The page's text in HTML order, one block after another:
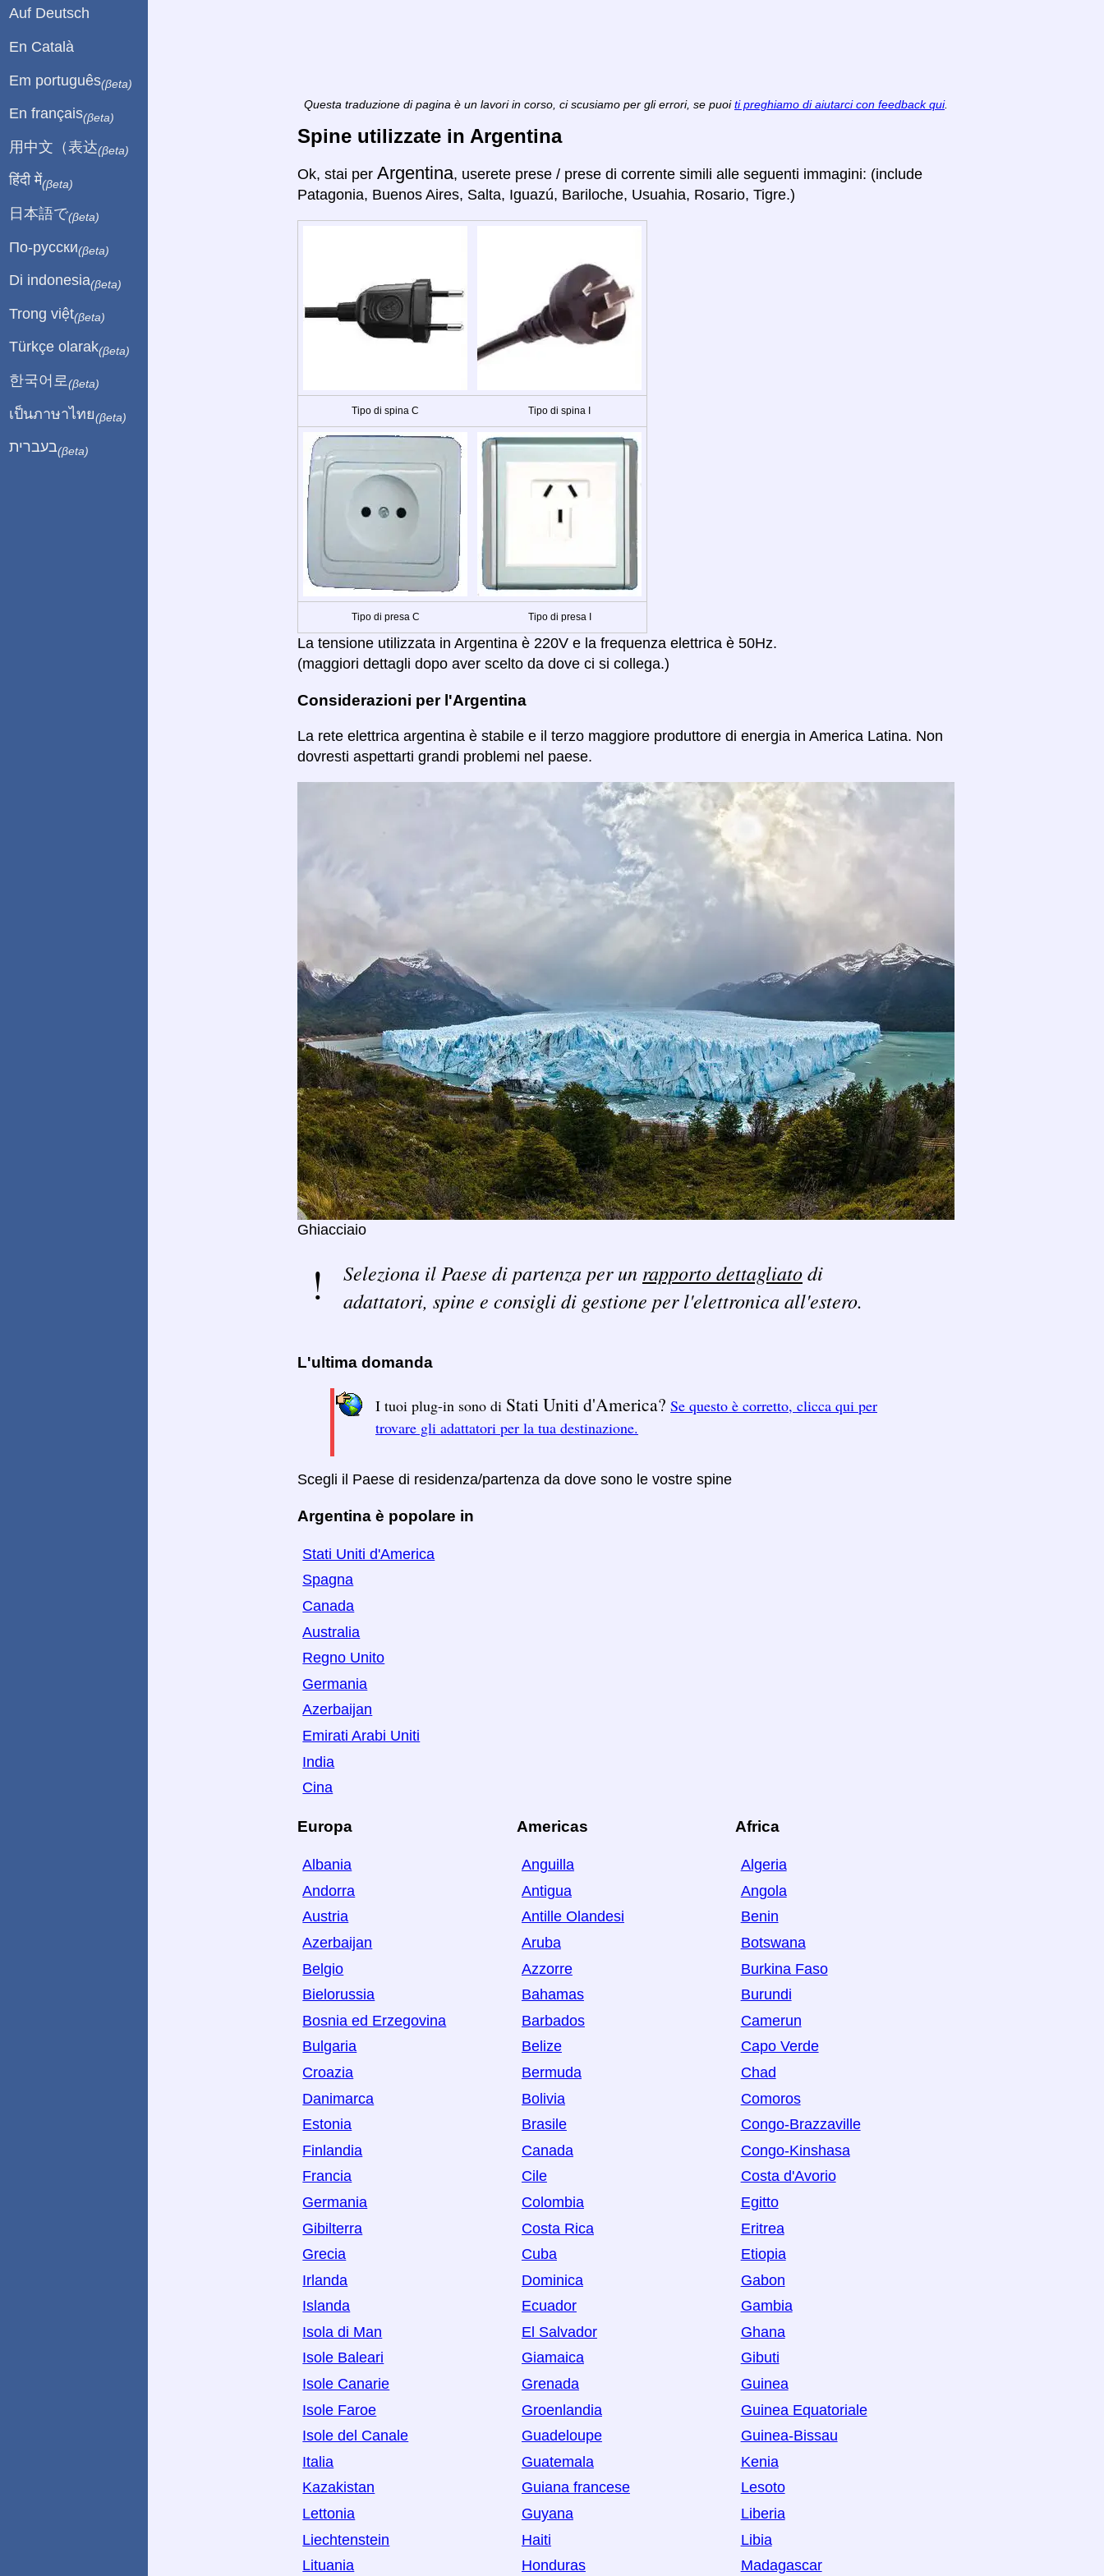
Questa traduzione di pagina è un lavori in corso, ci scusiamo per gli errori, se puoi ti preghiamo di aiutarci con feedback qui.
Spine utilizzate in Argentina
Ok, stai per Argentina, userete prese / prese di corrente simili alle seguenti immagini: (include
Patagonia, Buenos Aires, Salta, Iguazú, Bariloche, Usuahia, Rosario, Tigre.)
Tipo di spina C Tipo di spina I
Tipo di presa C Tipo di presa I
La tensione utilizzata in Argentina è 220V e la frequenza elettrica è 50Hz.
(maggiori dettagli dopo aver scelto da dove ci si collega.)
Considerazioni per l'Argentina
La rete elettrica argentina è stabile e il terzo maggiore produttore di energia in America Latina. Non
dovresti aspettarti grandi problemi nel paese.
Ghiacciaio
Seleziona il Paese di partenza per un rapporto dettagliatodi
adattatori, spine e consigli di gestione per l'elettronica all'estero.
L'ultima domanda
I tuoi plug-in sono di Stati Uniti d'America? Se questo è corretto, clicca qui per
trovare gli adattatori per la tua destinazione.
Scegli il Paese di residenza/partenza da dove sono le vostre spine
Argentina è popolare in
Stati Uniti d'America
Spagna
Canada
Australia
Regno Unito
Germania
Azerbaijan
Emirati Arabi Uniti
India
Cina
Europa
Albania
Andorra
Austria
Azerbaijan
Belgio
Bielorussia
Bosnia ed Erzegovina
Bulgaria
Croazia
Danimarca
Estonia
Finlandia
Francia
Germania
Gibilterra
Grecia
Irlanda
Islanda
Isola di Man
Isole Baleari
Isole Canarie
Isole Faroe
Isole del Canale
Italia
Kazakistan
Lettonia
Liechtenstein
Lituania
Americas
Anguilla
Antigua
Antille Olandesi
Aruba
Azzorre
Bahamas
Barbados
Belize
Bermuda
Bolivia
Brasile
Canada
Cile
Colombia
Costa Rica
Cuba
Dominica
Ecuador
El Salvador
Giamaica
Grenada
Groenlandia
Guadeloupe
Guatemala
Guiana francese
Guyana
Haiti
Honduras
Africa
Algeria
Angola
Benin
Botswana
Burkina Faso
Burundi
Camerun
Capo Verde
Chad
Comoros
Congo-Brazzaville
Congo-Kinshasa
Costa d'Avorio
Egitto
Eritrea
Etiopia
Gabon
Gambia
Ghana
Gibuti
Guinea
Guinea Equatoriale
Guinea-Bissau
Kenia
Lesoto
Liberia
Libia
Madagascar
Auf Deutsch
En Català
Em português(βeta)
En français(βeta)
用中文（表达(βeta)
हिंदी में(βeta)
日本語で(βeta)
По-русски(βeta)
Di indonesia(βeta)
Trong việt(βeta)
Türkçe olarak(βeta)
한국어로 (βeta)
เป็นภาษาไทย(βeta)
בעברית(βeta)